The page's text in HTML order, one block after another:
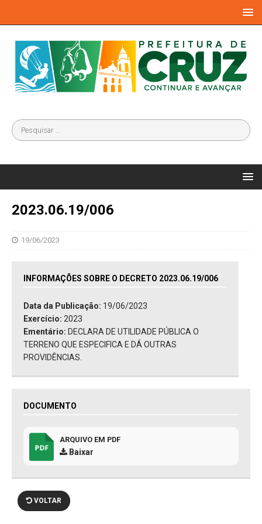
2023.06.19/006
19/06/2023
INFORMAÇÕES SOBRE O DECRETO 2023.06.19/006
Data da Publicação: 19/06/2023
Exercício: 2023
Ementário: DECLARA DE UTILIDADE PÚBLICA O
TERRENO QUE ESPECIFICA E DÁ OUTRAS
PROVIDÊNCIAS.
DOCUMENTO
ARQUIVO EM PDF
Baixar
VOLTAR